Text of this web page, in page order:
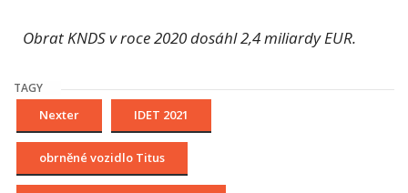
Obrat KNDS v roce 2020 dosáhl 2,4 miliardy EUR.
TAGY
Nexter IDET 2021
obrněné vozidlo Titus